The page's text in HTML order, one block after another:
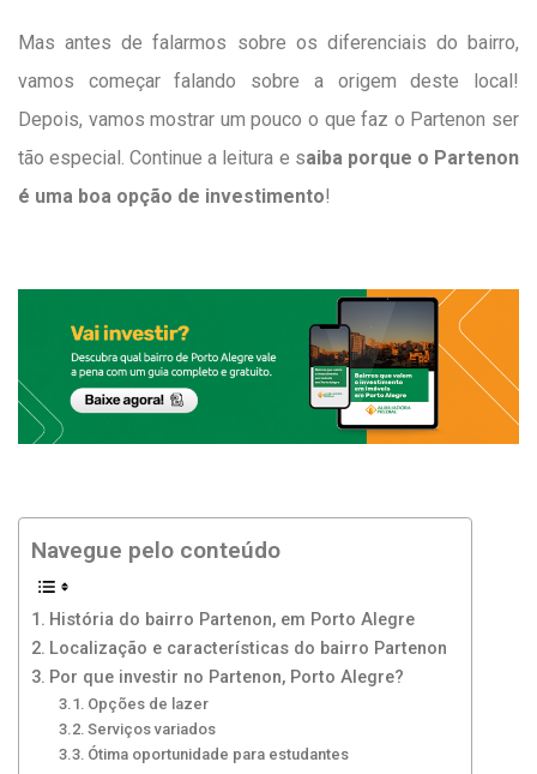
Mas antes de falarmos sobre os diferenciais do bairro,
vamos começar falando sobre a origem deste local!
Depois, vamos mostrar um pouco o que faz o Partenon ser
tão especial. Continue a leitura e saiba porque o Partenon
é uma boa opção de investimento!
Navegue pelo conteúdo
História do bairro Partenon, em Porto Alegre
Localização e características do bairro Partenon
Por que investir no Partenon, Porto Alegre?
Opções de lazer
Serviços variados
Ótima oportunidade para estudantes